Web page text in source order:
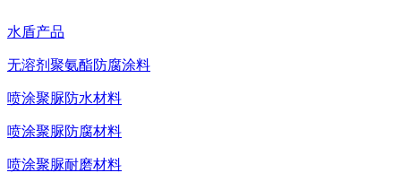
水盾产品
无溶剂聚氨酯防腐涂料
喷涂聚脲防水材料
喷涂聚脲防腐材料
喷涂聚脲耐磨材料